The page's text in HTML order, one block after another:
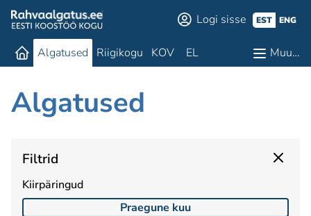
Logi sisse EST ENG
Algatused Riigikogu KOV EL Muu…
Algatused
Filtrid
Kiirpäringud
Praegune kuu